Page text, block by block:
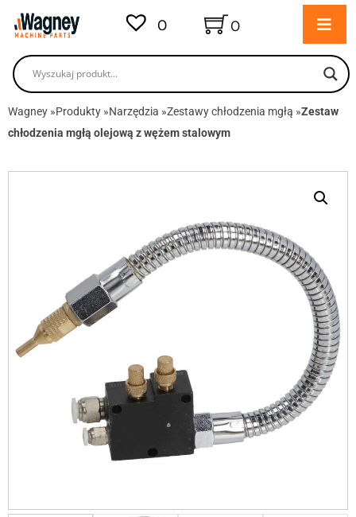
0 0
Wagney »Produkty »Narzędzia »Zestawy chłodzenia mgłą »Zestaw
chłodzenia mgłą olejową z wężem stalowym